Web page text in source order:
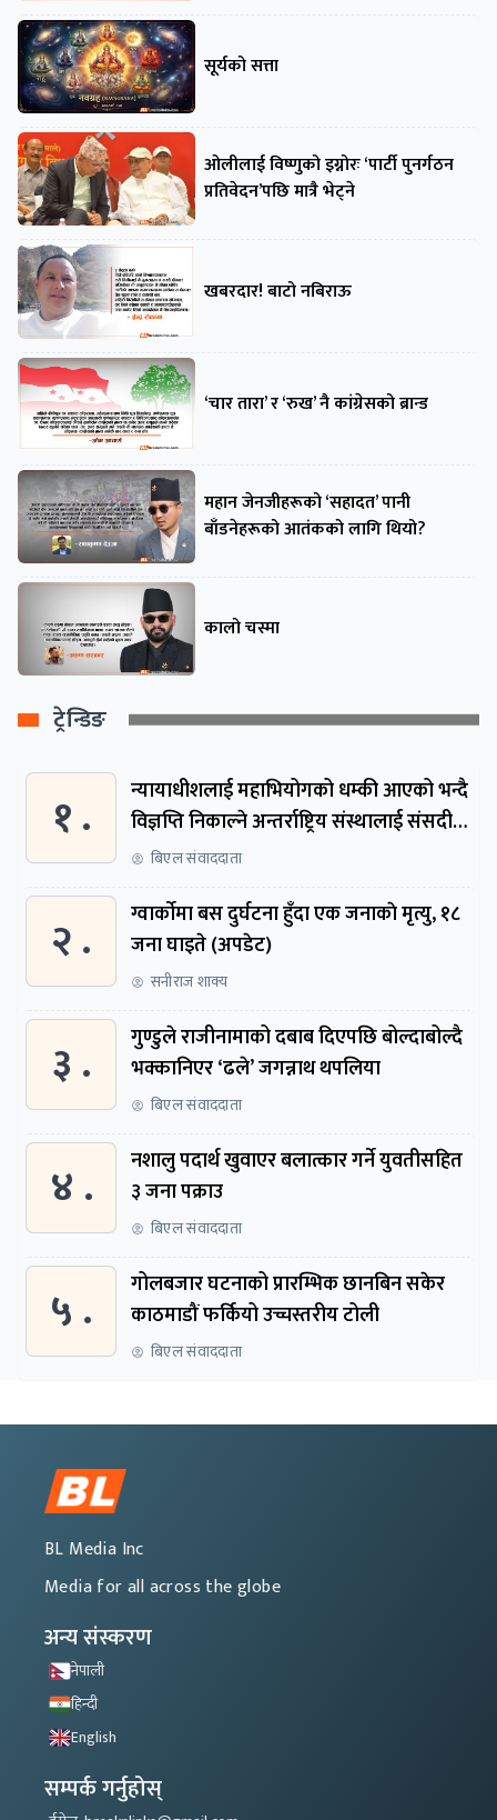
सूर्यको सत्ता
ओलीलाई विष्णुको इग्नोरः ‘पार्टी पुनर्गठन
प्रतिवेदन’पछि मात्रै भेट्ने
खबरदार! बाटो नबिराऊ
‘चार तारा’ र ‘रुख’ नै कांग्रेसको ब्रान्ड
महान जेनजीहरूको ‘सहादत’ पानी
बाँडनेहरूको आतंकको लागि थियो?
कालो चस्मा
ट्रेन्डिङ
१ .
न्यायाधीशलाई महाभियोगको धम्की आएको भन्दै
विज्ञप्ति निकाल्ने अन्तर्राष्ट्रिय संस्थालाई संसदीय
समितिमा बोलाइयो
बिएल संवाददाता
२ .
ग्वार्काेमा बस दुर्घटना हुँदा एक जनाकाे मृत्यु, १८
जना घाइते (अपडेट)
सनीराज शाक्य
३ .
गुण्डुले राजीनामाको दबाब दिएपछि बोल्दाबोल्दै
भक्कानिएर ‘ढले’ जगन्नाथ थपलिया
बिएल संवाददाता
४ .
नशालु पदार्थ खुवाएर बलात्कार गर्ने युवतीसहित
३ जना पक्राउ
बिएल संवाददाता
५ .
गोलबजार घटनाको प्रारम्भिक छानबिन सकेर
काठमाडौं फर्कियो उच्चस्तरीय टोली
बिएल संवाददाता
BL Media Inc
Media for all across the globe
अन्य संस्करण
नेपाली
हिन्दी
English
सम्पर्क गर्नुहोस्